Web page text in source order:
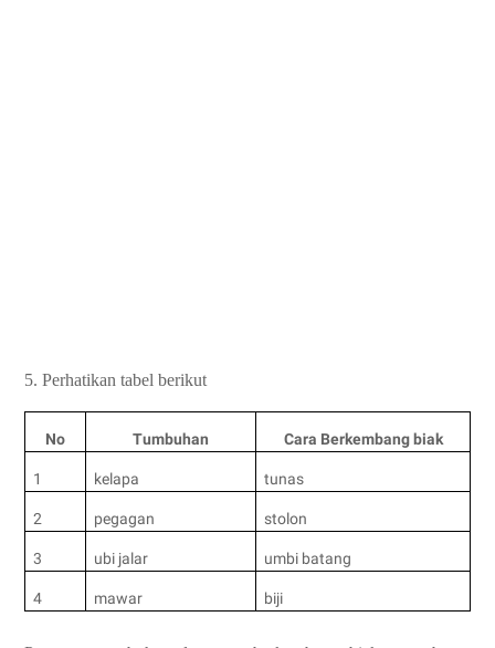
5. Perhatikan tabel berikut
No Tumbuhan Cara Berkembang biak
1 kelapa tunas
2 pegagan stolon
3 ubi jalar umbi batang
4 mawar biji